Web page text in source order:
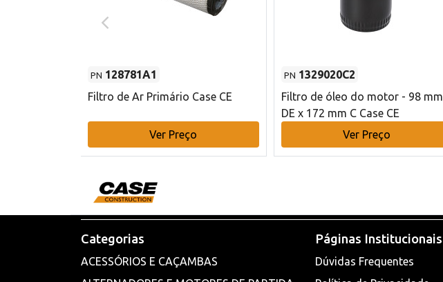
PN 128781A1
Filtro de Ar Primário Case CE
Ver Preço
PN 1329020C2
Filtro de óleo do motor - 98 mm
DE x 172 mm C Case CE
Ver Preço
Categorias
ACESSÓRIOS E CAÇAMBAS
Páginas Institucionais
Dúvidas Frequentes